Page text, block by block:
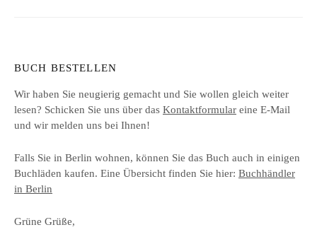
BUCH BESTELLEN
Wir haben Sie neugierig gemacht und Sie wollen gleich weiter
lesen? Schicken Sie uns über das Kontaktformular eine E-Mail
und wir melden uns bei Ihnen!
Falls Sie in Berlin wohnen, können Sie das Buch auch in einigen
Buchläden kaufen. Eine Übersicht finden Sie hier: Buchhändler
in Berlin
Grüne Grüße,